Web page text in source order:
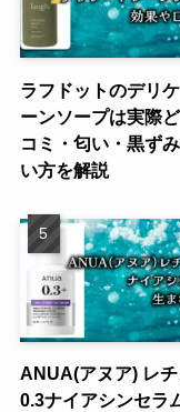
ラフドットのデリ
ーンソープは実際
コミ・匂い・黒ず
い方を解説
ANUA(アヌア) レ
0.3ナイアシンセラ